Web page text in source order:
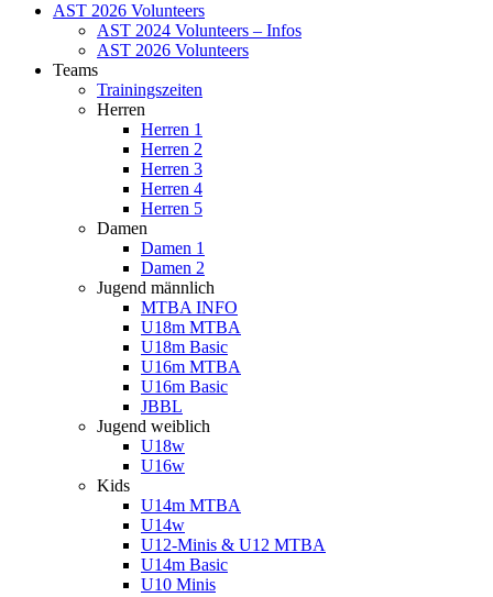
AST 2026 Volunteers
AST 2024 Volunteers – Infos
AST 2026 Volunteers
Teams
Trainingszeiten
Herren
Herren 1
Herren 2
Herren 3
Herren 4
Herren 5
Damen
Damen 1
Damen 2
Jugend männlich
MTBA INFO
U18m MTBA
U18m Basic
U16m MTBA
U16m Basic
JBBL
Jugend weiblich
U18w
U16w
Kids
U14m MTBA
U14w
U12-Minis & U12 MTBA
U14m Basic
U10 Minis